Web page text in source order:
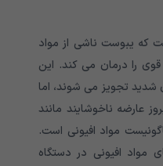
که یبوست ناشی از مواد
را درمان می کند. این
شدید تجویز می شوند، اما
عارضه ناخوشایند مانند
مواد افیونی است.
مواد افیونی در دستگاه